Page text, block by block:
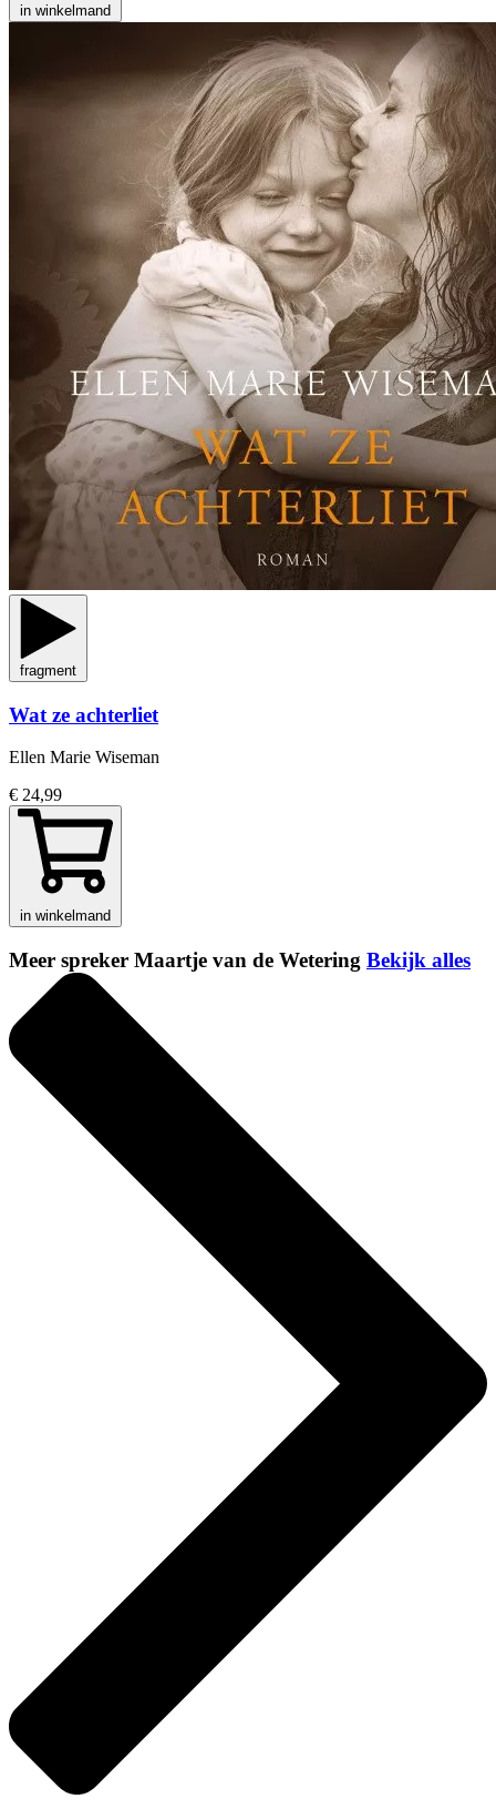
in winkelmand
fragment
Wat ze achterliet
Ellen Marie Wiseman
€ 24,99
in winkelmand
Meer spreker Maartje van de Wetering Bekijk alles